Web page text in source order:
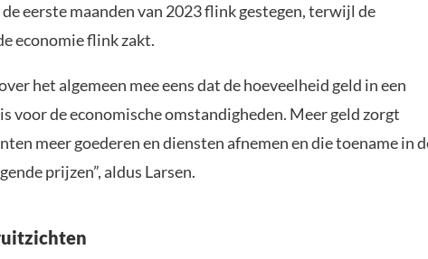
eerste maanden van 2023 flink gestegen, terwijl de
economie flink zakt.
het algemeen mee eens dat de hoeveelheid geld in een
voor de economische omstandigheden. Meer geld zorgt
meer goederen en diensten afnemen en die toename in
prijzen”, aldus Larsen.